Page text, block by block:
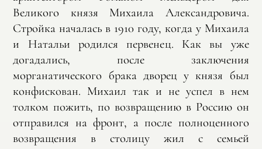
Великого князя Михаила Александровича.
Стройка началась в 1910 году, когда у Михаила
и Натальи родился первенец. Как вы уже
догадались, после заключения
морганатического брака дворец у князя был
конфискован. Михаил так и не успел в нем
толком пожить, по возвращению в Россию он
отправился на фронт, а после полноценного
возвращения в столицу жил с семьей